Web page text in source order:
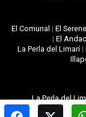
El Comunal | El
| El
La Perla del Limarí|
La Perla del